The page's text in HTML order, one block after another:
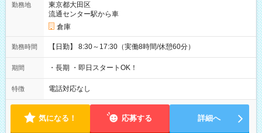
勤務地
東京都大田区
流通センター駅から車
倉庫
勤務時間 【日勤】 8:30～17:30（実働8時間/休憩60分）
期間 ・長期 ・即日スタートOK！
特徴 電話対応なし
気になる！ 応募する 詳細へ